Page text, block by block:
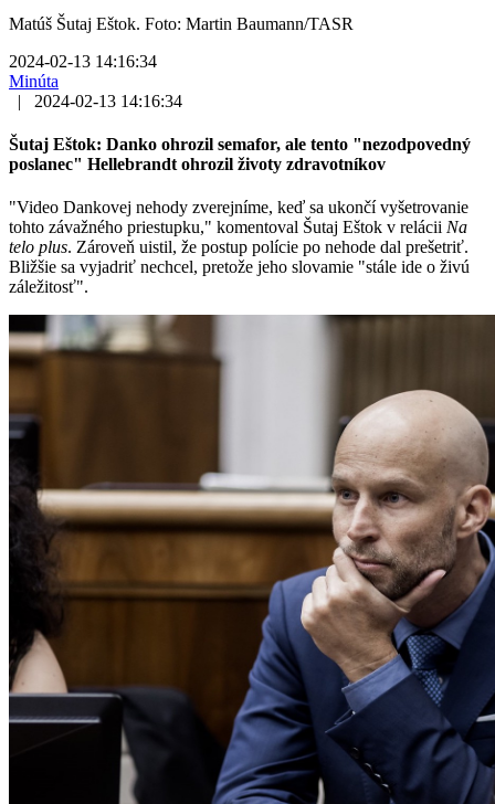
Matúš Šutaj Eštok. Foto: Martin Baumann/TASR
2024-02-13 14:16:34
Minúta
|
2024-02-13 14:16:34
Šutaj Eštok: Danko ohrozil semafor, ale tento "nezodpovedný
poslanec" Hellebrandt ohrozil životy zdravotníkov
"Video Dankovej nehody zverejníme, keď sa ukončí vyšetrovanie
tohto závažného priestupku," komentoval Šutaj Eštok v relácii Na
telo plus. Zároveň uistil, že postup polície po nehode dal prešetriť.
Bližšie sa vyjadriť nechcel, pretože jeho slovamie "stále ide o živú
záležitosť".